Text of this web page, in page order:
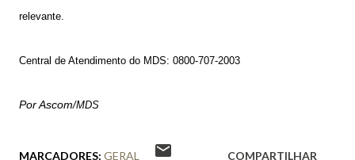
relevante.
Central de Atendimento do MDS: 0800-707-2003
Por Ascom/MDS
MARCADORES: GERAL COMPARTILHAR